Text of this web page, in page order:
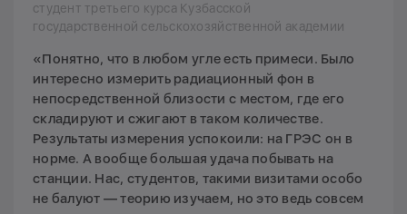
студент третьего курса Кузбасской
государственной сельскохозяйственной академии
«Понятно, что в любом угле есть примеси. Было
интересно измерить радиационный фон в
непосредственной близости с местом, где его
складируют и сжигают в таком количестве.
Результаты измерения успокоили: на ГРЭС он в
норме. А вообще большая удача побывать на
станции. Нас, студентов, такими визитами особо
не балуют — теорию изучаем, но это ведь совсем